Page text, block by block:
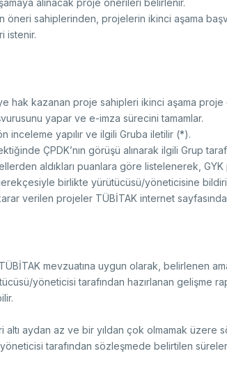
alınacak proje önerileri belirlenir.
öneri sahiplerinden, projelerin ikinci aşama
istenir.
hak kazanan proje sahipleri ikinci aşama
yapar ve e-imza sürecini tamamlar.
inceleme yapılır ve ilgili Gruba iletilir (*).
ÇPDK’nın görüşü alınarak ilgili Grup
aldıkları puanlara göre listelenerek, GYK
birlikte yürütücüsü/yöneticisine
verilen projeler TÜBİTAK internet
mevzuatına uygun olarak, belirlenen
yöneticisi tarafından hazırlanan gelişme
altı aydan az ve bir yıldan çok olmamak üzere
tarafından sözleşmede belirtilen